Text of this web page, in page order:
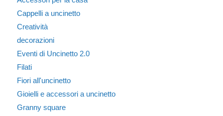
Cappelli a uncinetto
Creatività
decorazioni
Eventi di Uncinetto 2.0
Filati
Fiori all'uncinetto
Gioielli e accessori a uncinetto
Granny square